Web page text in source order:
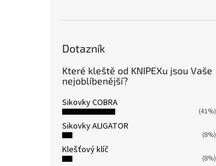
Dotazník
Které kleště od KNIPEXu jsou Vaše
nejoblíbenější?
Sikovky COBRA
(41%)
Sikovky ALIGATOR
(8%)
Klešťový klíč
(8%)